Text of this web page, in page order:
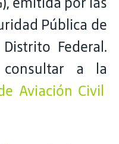
Pública de
Federal.
consultar a la
Aviación Civil